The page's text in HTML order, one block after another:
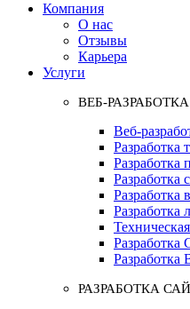
Компания
О нас
Отзывы
Карьера
Услуги
ВЕБ-РАЗРАБОТКА
Веб-
Разработка
Разработка
Разработка
Разработка
Разработка
Разработка
РАЗРАБОТКА